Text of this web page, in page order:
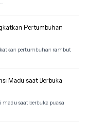
Pertumbuhan
pertumbuhan rambut
Madu saat Berbuka
saat berbuka puasa